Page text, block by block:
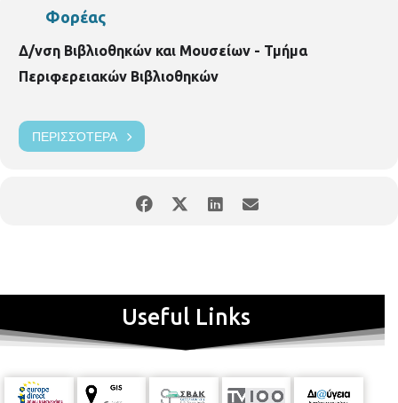
Φορέας
Δ/νση Βιβλιοθηκών και Μουσείων - Τμήμα
Περιφερειακών Βιβλιοθηκών
ΠΕΡΙΣΣΌΤΕΡΑ
Useful Links